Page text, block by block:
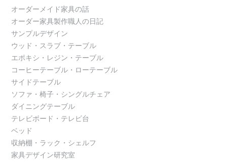
オーダーメイド家具の話
オーダー家具製作職人の日記
サンプルデザイン
ウッド・スラブ・テーブル
エポキシ・レジン・テーブル
コーヒーテーブル・ローテーブル
サイドテーブル
ソファ・椅子・シングルチェア
ダイニングテーブル
テレビボード・テレビ台
ベッド
収納棚・ラック・シェルフ
家具デザイン研究室